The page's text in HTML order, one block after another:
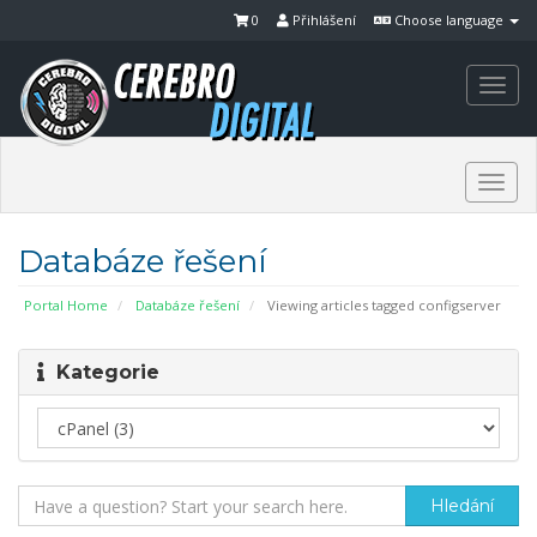
Choose language
Přihlášení
0
Databáze řešení
Portal Home Databáze řešení Viewing articles tagged configserver
Kategorie